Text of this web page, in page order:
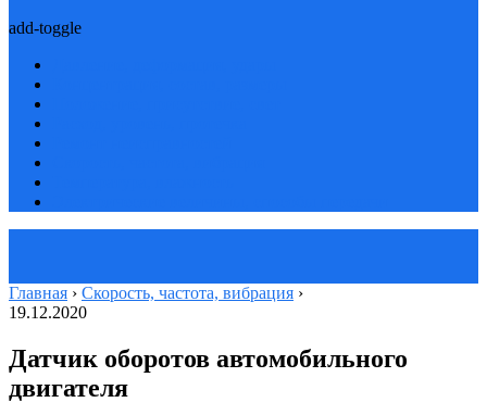
add-toggle
Главная › Скорость, частота, вибрация ›
19.12.2020
Датчик оборотов автомобильного
двигателя